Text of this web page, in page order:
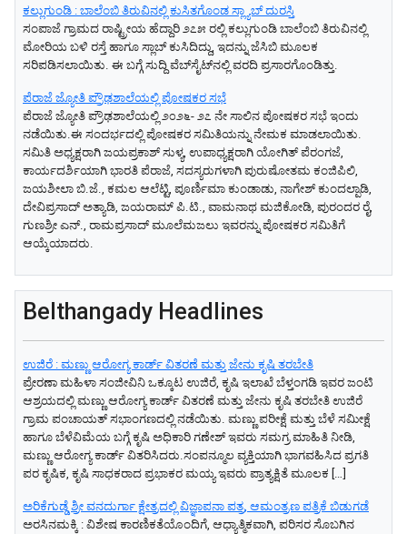
ಕಲ್ಲುಗುಂಡಿ : ಬಾಲೆಂಬಿ ತಿರುವಿನಲ್ಲಿ ಕುಸಿತಗೊಂಡ ಸ್ಲ್ಯಾಬ್ ದುರಸ್ತಿ
ಸಂಪಾಜೆ ಗ್ರಾಮದ ರಾಷ್ಟ್ರೀಯ ಹೆದ್ದಾರಿ ೨೭೫ ರಲ್ಲಿ ಕಲ್ಲುಗುಂಡಿ ಬಾಲೆಂಬಿ ತಿರುವಿನಲ್ಲಿ
ಮೋರಿಯ ಬಳಿ ರಸ್ತೆ ಹಾಗೂ ಸ್ಲಾಬ್ ಕುಸಿದಿದ್ದು, ಇದನ್ನು ಜೆಸಿಬಿ ಮೂಲಕ
ಸರಿಪಡಿಸಲಾಯಿತು. ಈ ಬಗ್ಗೆ ಸುದ್ದಿ ವೆಬ್‌ಸೈಟ್‌ನಲ್ಲಿ ವರದಿ ಪ್ರಸಾರಗೊಂಡಿತ್ತು.
ಪೆರಾಜೆ ಜ್ಯೋತಿ ಪ್ರೌಢಶಾಲೆಯಲ್ಲಿ ಪೋಷಕರ ಸಭೆ
ಪೆರಾಜೆ ಜ್ಯೋತಿ ಪ್ರೌಢಶಾಲೆಯಲ್ಲಿ ೨೦೨೬- ೨೭ ನೇ ಸಾಲಿನ ಪೋಷಕರ ಸಭೆ ಇಂದು
ನಡೆಯಿತು.ಈ ಸಂದರ್ಭದಲ್ಲಿ ಪೋಷಕರ ಸಮಿತಿಯನ್ನು ನೇಮಕ ಮಾಡಲಾಯಿತು.
ಸಮಿತಿ ಅಧ್ಯಕ್ಷರಾಗಿ ಜಯಪ್ರಕಾಶ್ ಸುಳ್ಯ, ಉಪಾಧ್ಯಕ್ಷರಾಗಿ ಯೋಗಿತ್ ಪೆರಂಗಜೆ,
ಕಾರ್ಯದರ್ಶಿಯಾಗಿ ಭಾರತಿ ಪೆರಾಜೆ, ಸದಸ್ಯರುಗಳಾಗಿ ಪುರುಷೋತಮ ಕಂಜಿಪಿಲಿ,
ಜಯಶೀಲಾ ಬಿ.ಜೆ., ಕಮಲ ಆಲೆಟ್ಟಿ, ಪೂರ್ಣಿಮಾ ಕುಂಡಾಡು, ನಾಗೇಶ್ ಕುಂದಲ್ಪಾಡಿ,
ದೇವಿಪ್ರಸಾದ್ ಅತ್ಯಾಡಿ, ಜಯರಾಮ್ ಪಿ.ಟಿ., ವಾಮನಾಥ ಮಜಿಕೋಡಿ, ಪುರಂದರ ರೈ,
ಗುಣಶ್ರೀ ಎನ್., ರಾಮಪ್ರಸಾದ್ ಮೂಲೆಮಜಲು ಇವರನ್ನು ಪೋಷಕರ ಸಮಿತಿಗೆ
ಆಯ್ಕೆಯಾದರು.
Belthangady Headlines
ಉಜಿರೆ : ಮಣ್ಣು ಆರೋಗ್ಯ ಕಾರ್ಡ್ ವಿತರಣೆ ಮತ್ತು ಜೇನು ಕೃಷಿ ತರಬೇತಿ
ಪ್ರೇರಣಾ ಮಹಿಳಾ ಸಂಜೀವಿನಿ ಒಕ್ಕೂಟ ಉಜಿರೆ, ಕೃಷಿ ಇಲಾಖೆ ಬೆಳ್ತಂಗಡಿ ಇವರ ಜಂಟಿ
ಆಶ್ರಯದಲ್ಲಿ ಮಣ್ಣು ಆರೋಗ್ಯ ಕಾರ್ಡ್ ವಿತರಣೆ ಮತ್ತು ಜೇನು ಕೃಷಿ ತರಬೇತಿ ಉಜಿರೆ
ಗ್ರಾಮ ಪಂಚಾಯತ್ ಸಭಾಂಗಣದಲ್ಲಿ ನಡೆಯಿತು. ಮಣ್ಣು ಪರೀಕ್ಷೆ ಮತ್ತು ಬೆಳೆ ಸಮೀಕ್ಷೆ
ಹಾಗೂ ಬೆಳೆವಿಮೆಯ ಬಗ್ಗೆ ಕೃಷಿ ಅಧಿಕಾರಿ ಗಣೇಶ್ ಇವರು ಸಮಗ್ರ ಮಾಹಿತಿ ನೀಡಿ,
ಮಣ್ಣು ಆರೋಗ್ಯ ಕಾರ್ಡ್ ವಿತರಿಸಿದರು.ಸಂಪನ್ಮೂಲ ವ್ಯಕ್ತಿಯಾಗಿ ಭಾಗವಹಿಸಿದ ಪ್ರಗತಿ
ಪರ ಕೃಷಿಕ, ಕೃಷಿ ಸಾಧಕರಾದ ಪ್ರಭಾಕರ ಮಯ್ಯ ಇವರು ಪ್ರಾತ್ಯಕ್ಷಿತೆ ಮೂಲಕ […]
ಅರಿಕೆಗುಡ್ಡೆ ಶ್ರೀ ವನದುರ್ಗಾ ಕ್ಷೇತ್ರದಲ್ಲಿ ವಿಜ್ಞಾಪನಾ ಪತ್ರ, ಆಮಂತ್ರಣ ಪತ್ರಿಕೆ ಬಿಡುಗಡೆ
ಅರಸಿನಮಕ್ಕಿ : ವಿಶೇಷ ಕಾರಣಿಕತೆಯೊಂದಿಗೆ, ಆಧ್ಯಾತ್ಮಿಕವಾಗಿ, ಪರಿಸರ ಸೊಬಗಿನ